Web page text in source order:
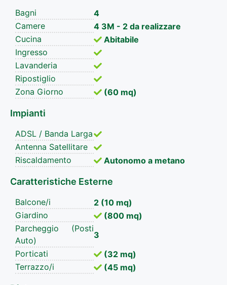
Bagni
4
Camere
4 3M - 2 da realizzare
Cucina
Abitabile
Ingresso
Lavanderia
Ripostiglio
Zona Giorno
(60 mq)
Impianti
ADSL / Banda Larga
Antenna Satellitare
Riscaldamento
Autonomo a metano
Caratteristiche Esterne
Balcone/i
2 (10 mq)
Giardino
(800 mq)
Parcheggio (Posti
Auto)
3
Porticati
(32 mq)
Terrazzo/i
(45 mq)